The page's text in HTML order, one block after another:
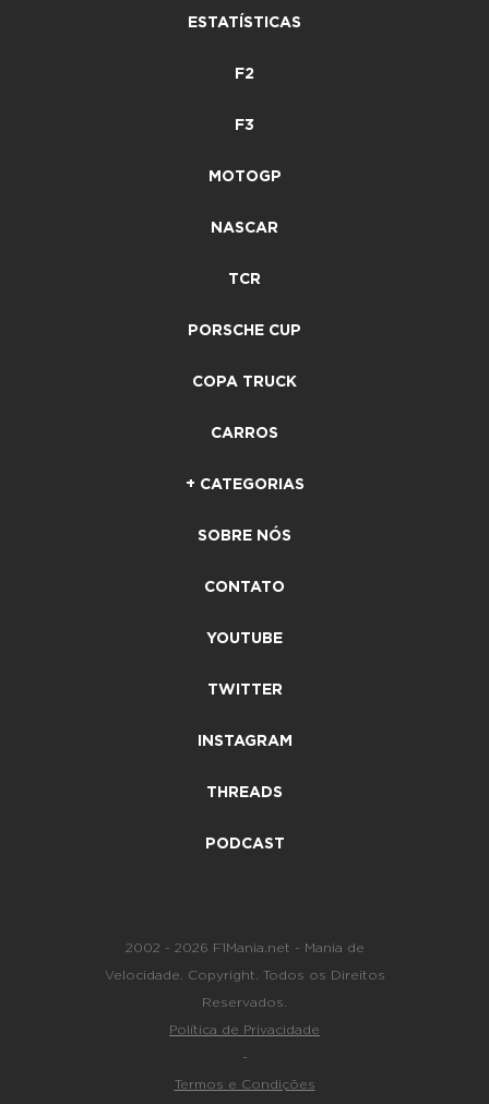
ESTATÍSTICAS
F2
F3
MOTOGP
NASCAR
TCR
PORSCHE CUP
COPA TRUCK
CARROS
+ CATEGORIAS
SOBRE NÓS
CONTATO
YOUTUBE
TWITTER
INSTAGRAM
THREADS
PODCAST
2002 - 2026 F1Mania.net - Mania de
Velocidade. Copyright. Todos os Direitos
Reservados.
Política de Privacidade
-
Termos e Condições